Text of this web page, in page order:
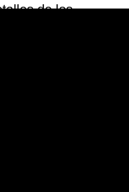
de los